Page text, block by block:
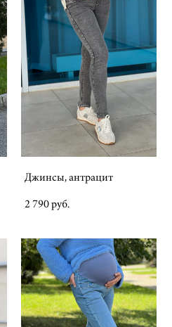
Джинсы, антрацит
2 790 pуб.